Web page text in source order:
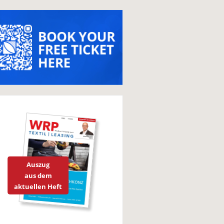
Auszug
aus dem
aktuellen Heft